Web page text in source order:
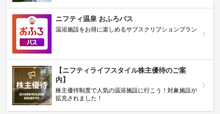
ニフティ温泉 おふろパス
温浴施設をお得に楽しめるサブスクリプションプラン
【ニフティライフスタイル株主優待のご案
内】
株主優待制度で人気の温浴施設に行こう！対象施設が
拡充されました！